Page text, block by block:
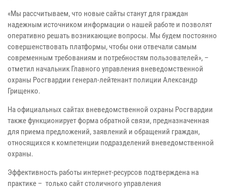
«Мы рассчитываем, что новые сайты станут для граждан
надежным источником информации о нашей работе и позволят
оперативно решать возникающие вопросы. Мы будем постоянно
совершенствовать платформы, чтобы они отвечали самым
современным требованиям и потребностям пользователей», –
отметил начальник Главного управления вневедомственной
охраны Росгвардии генерал-лейтенант полиции Александр
Грищенко.
На официальных сайтах вневедомственной охраны Росгвардии
также функционирует форма обратной связи, предназначенная
для приема предложений, заявлений и обращений граждан,
относящихся к компетенции подразделений вневедомственной
охраны.
Эффективность работы интернет-ресурсов подтверждена на
практике – только сайт столичного управления